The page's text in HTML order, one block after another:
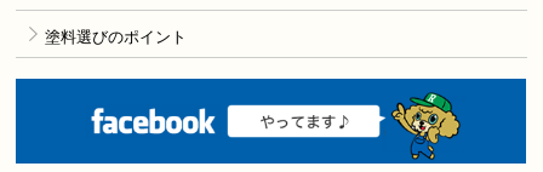
塗料選びのポイント